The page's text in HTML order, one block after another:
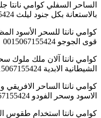
الساحر السفلي كوامي نانتا
بالاستعانة بكل جنود ليلث 0015067155424
كوامي نانتا للسحر الأسود
قوى الجوجو 0015067155424
كوامي نانتا آلان ملك ملوك
الشيطانية الابدية 0015067155424
كوامي نانتا الساحر
الاسود وسحر الفودو 0015067155424
كوامي نانتا استخدام طقوس